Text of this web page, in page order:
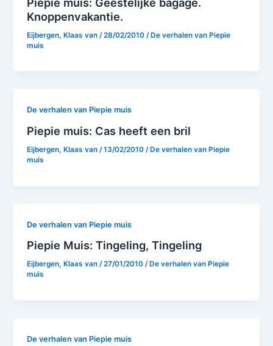
Knoppenvakantie.
Eijbergen, Klaas van /28/02/2010 /De verhalen van Piepie
muis
De verhalen van Piepie muis
Piepie muis: Cas heeft een bril
Eijbergen, Klaas van/13/02/2010/De verhalen van Piepie
muis
De verhalen van Piepie muis
Piepie Muis: Tingeling, Tingeling
Eijbergen, Klaas van/27/01/2010/ De verhalen van Piepie
muis
De verhalen van Piepie muis